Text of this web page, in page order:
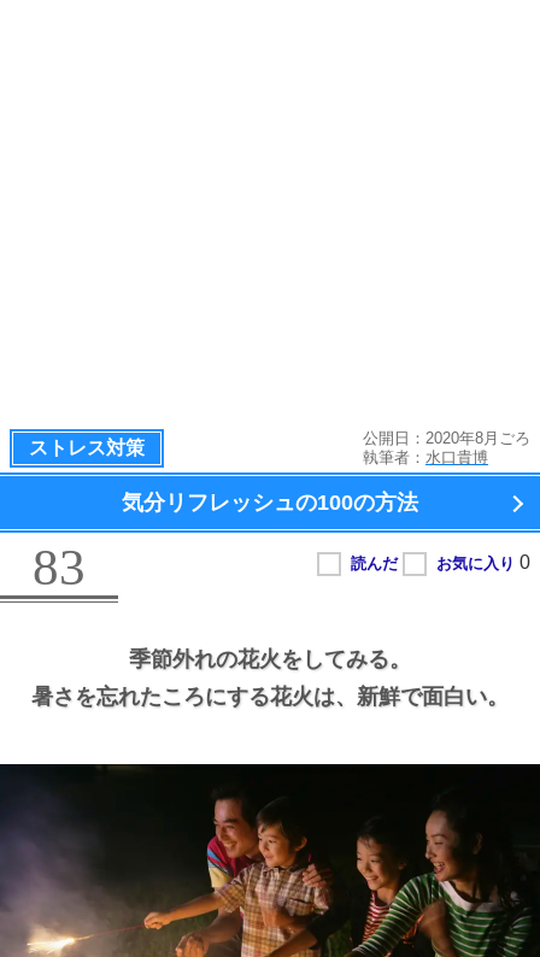
ストレス対策
公開日：2020年8月ごろ
執筆者： 水口貴博
気分リフレッシュの100の方法
83
季節外れの花火をしてみる。
暑さを忘れたころにする花火は、 新鮮で面白い。